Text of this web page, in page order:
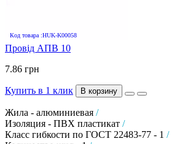
Код товара :HUK-K00058
Провід АПВ 10
7.86 грн
Купить в 1 клик В корзину
Жила - алюминиевая /
Изоляция - ПВХ пластикат /
Класс гибкости по ГОСТ 22483-77 - 1 /